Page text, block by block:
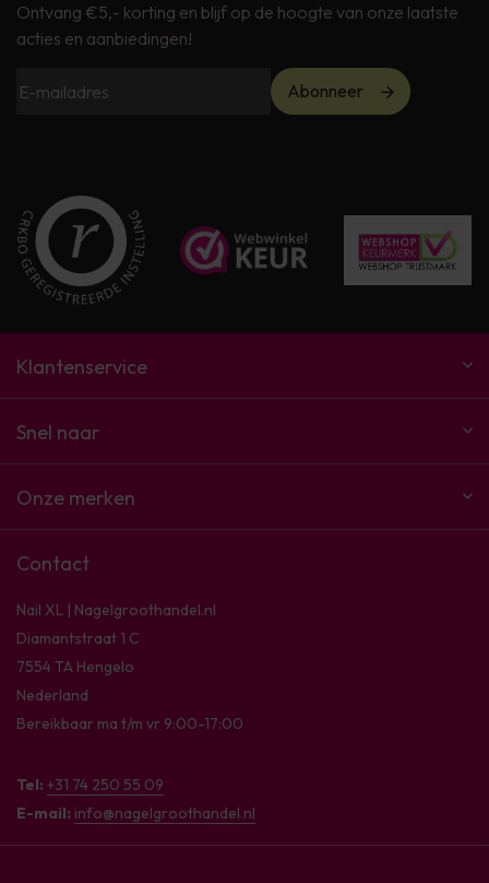
Ontvang €5,- korting en blijf op de hoogte van onze laatste
acties en aanbiedingen!
Abonneer
Klantenservice
Snel naar
Onze merken
Contact
Nail XL | Nagelgroothandel.nl
Diamantstraat 1 C
7554 TA Hengelo
Nederland
Bereikbaar ma t/m vr 9:00-17:00
Tel: +31 74 250 55 09
E-mail: info@nagelgroothandel.nl